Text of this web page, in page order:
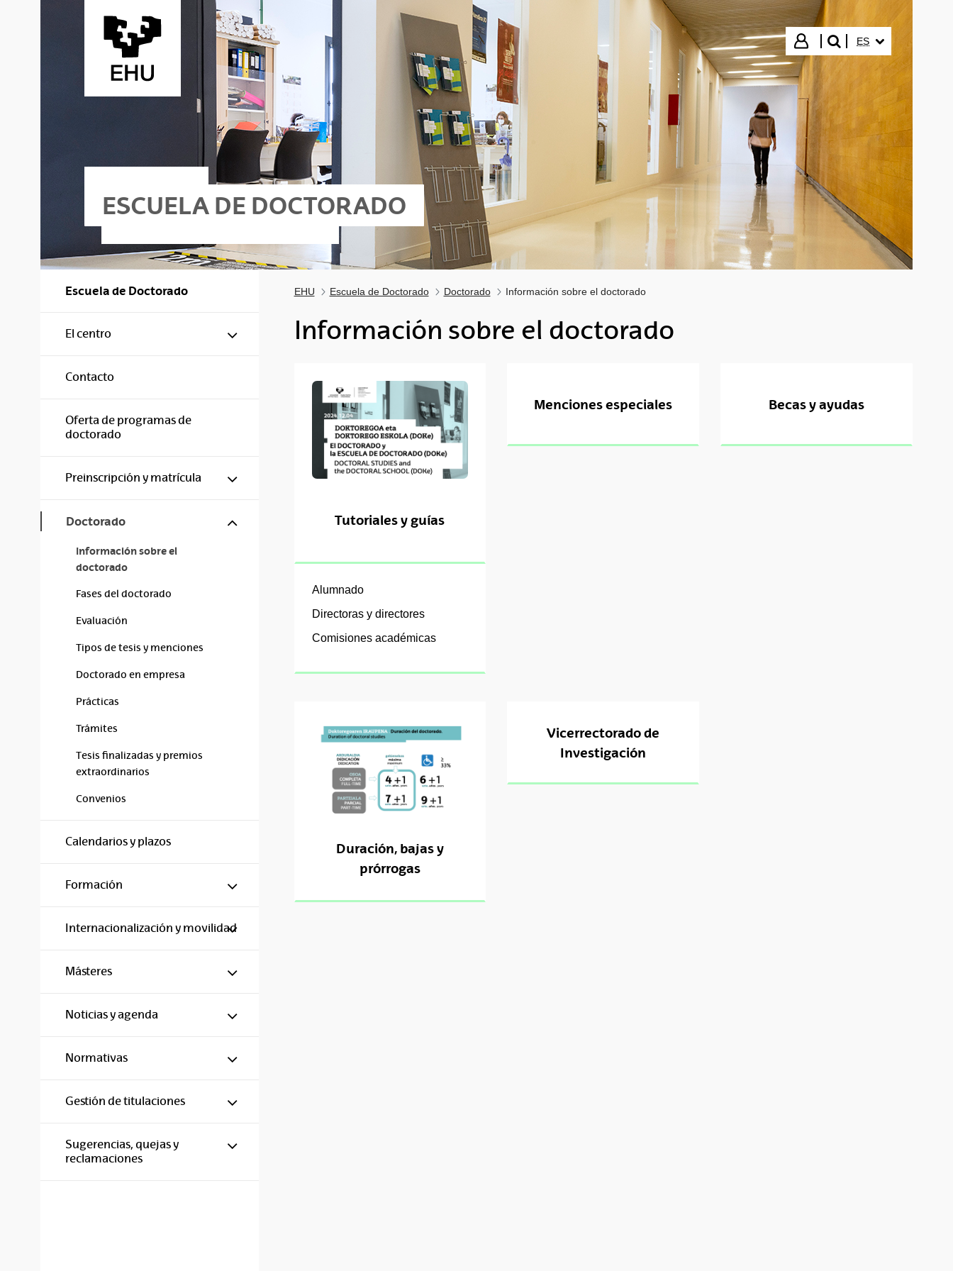
Iniciar sesión
buscar"
ES
ESCUELA DE DOCTORADO
Escuela de Doctorado
El centro Mostrar/ocultar subpáginas
Contacto
Oferta de programas de
doctorado
Preinscripción y matrícula Mostrar/ocultar subpáginas
Doctorado Mostrar/ocultar subpáginas
Información sobre el
doctorado
Fases del doctorado
Evaluación
Tipos de tesis y menciones
Doctorado en empresa
Prácticas
Trámites
Tesis finalizadas y premios
extraordinarios
Convenios
Calendarios y plazos
Formación Mostrar/ocultar subpáginas
Internacionalización y movilidadMostrar/ocultar subpáginas
Másteres Mostrar/ocultar subpáginas
Noticias y agenda Mostrar/ocultar subpáginas
Normativas Mostrar/ocultar subpáginas
Gestión de titulaciones Mostrar/ocultar subpáginas
Sugerencias, quejas y
reclamaciones
Mostrar/ocultar subpáginas
EHU Escuela de Doctorado Doctorado Información sobre el doctorado
Información sobre el doctorado
Tutoriales y guías
Alumnado
Directoras y directores
Comisiones académicas
Menciones especiales Becas y ayudas
Duración, bajas y
prórrogas
Vicerrectorado de
Investigación